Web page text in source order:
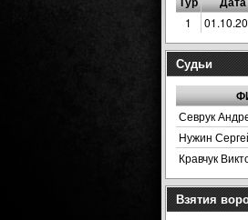
1
Судьи
Севрук
Нужин
Кравчук
Взятия